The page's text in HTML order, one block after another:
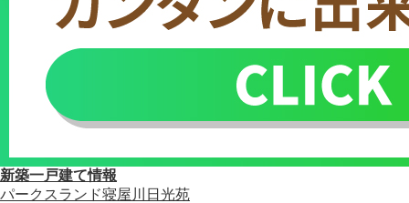
新築一戸建て情報
パークスランド寝屋川日光苑